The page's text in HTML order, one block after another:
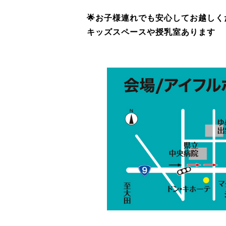
🌟お子様連れでも安心してお越し
キッズスペースや授乳室あります